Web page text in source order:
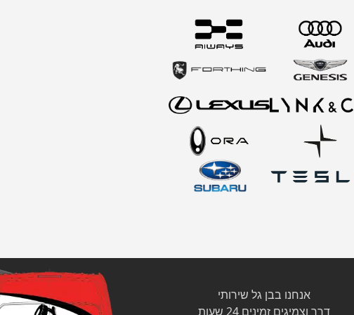
אנחנו בבן גל שירותי
דרך וצמיגים זמינים 24 שעות